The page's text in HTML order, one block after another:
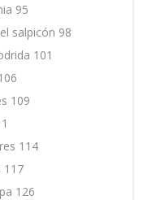
95
salpicón 98
101
109
114
117
126